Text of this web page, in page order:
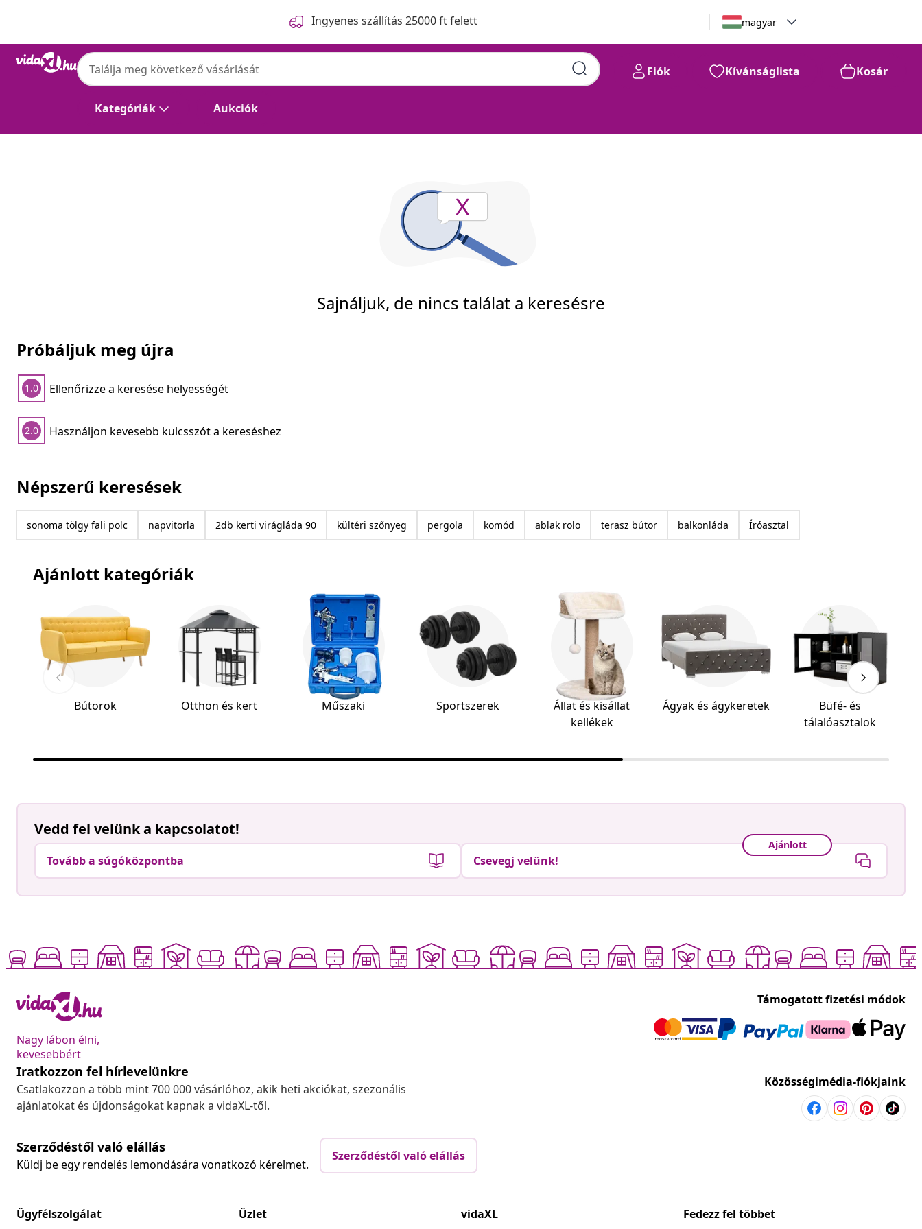
Ingyenes szállítás 25000 ft felett magyar
Kategóriák Aukciók
Fiók Kívánságlista Kosár
Sajnáljuk, de nincs találat a keresésre
Próbáljuk meg újra
1.0 Ellenőrizze a keresése helyességét
2.0 Használjon kevesebb kulcsszót a kereséshez
Népszerű keresések
sonoma tölgy fali polc napvitorla 2db kerti virágláda 90 kültéri szőnyeg pergola komód ablak rolo terasz bútor balkonláda Íróasztal
Ajánlott kategóriák
Bútorok Otthon és kert Műszaki Sportszerek
Állat és kisállat
kellékek
Ágyak és ágykeretek
Büfé- és
tálalóasztalok
Vedd fel velünk a kapcsolatot!
Tovább a súgóközpontba
Ajánlott
Csevegj velünk!
Nagy lábon élni,
kevesebbért
Támogatott fizetési módok
Iratkozzon fel hírlevelünkre
Csatlakozzon a több mint 700 000 vásárlóhoz, akik heti akciókat, szezonális
ajánlatokat és újdonságokat kapnak a vidaXL-től.
Közösségimédia-fiókjaink
Szerződéstől való elállás
Küldj be egy rendelés lemondására vonatkozó kérelmet.
Szerződéstől való elállás
Ügyfélszolgálat
Üzlet
vidaXL
Fedezz fel többet